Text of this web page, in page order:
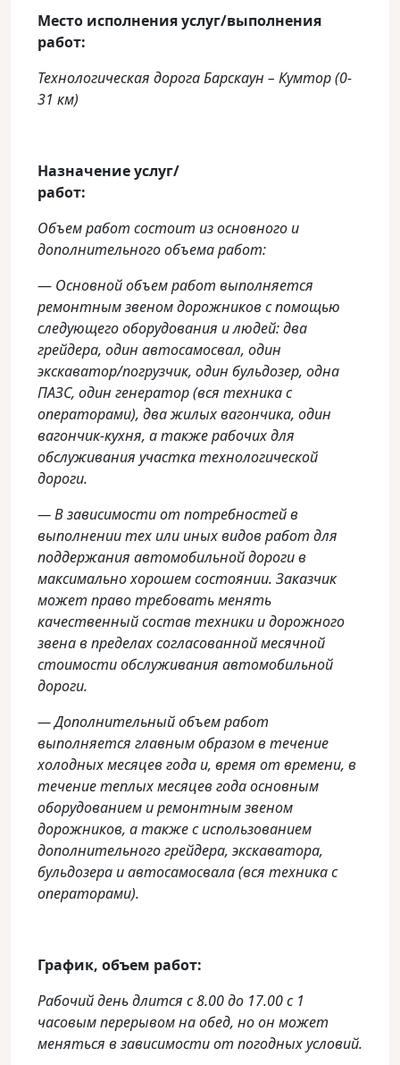
Место исполнения услуг/выполнения
работ:
Технологическая дорогаБарскаун – Кумтор (0-
31 км)
Назначение услуг/
работ:
Объем работ состоит из основного и
дополнительного объема работ:
— Основной объем работ выполняется
ремонтным звеном дорожников с помощью
следующего оборудования и людей: два
грейдера, один автосамосвал, один
экскаватор/погрузчик, один бульдозер, одна
ПАЗС, один генератор (вся техника с
операторами), два жилых вагончика, один
вагончик-кухня, а также рабочих для
обслуживания участка технологической
дороги.
— В зависимости от потребностей в
выполнении тех или иных видов работ для
поддержания автомобильной дороги в
максимально хорошем состоянии. Заказчик
может право требовать менять
качественный состав техники и дорожного
звена в пределах согласованной месячной
стоимости обслуживания автомобильной
дороги.
— Дополнительный объем работ
выполняется главным образом в течение
холодных месяцев года и, время от времени, в
течение теплых месяцев года основным
оборудованием и ремонтным звеном
дорожников, а также с использованием
дополнительного грейдера, экскаватора,
бульдозера и автосамосвала (вся техника с
операторами).
График, объем работ:
Рабочий день длится с 8.00 до 17.00 с 1
часовым перерывом на обед, но он может
меняться в зависимости от погодных условий.